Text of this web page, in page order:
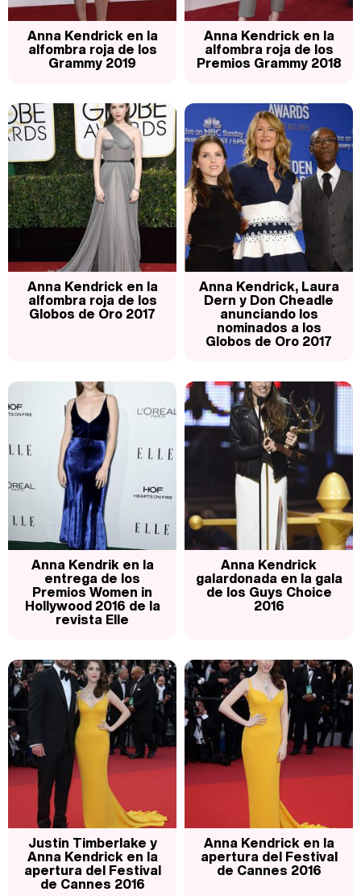
Manu Baqueiro: "Tuve como referente a Bruce Willis en 'Luz de Luna' para mi trabajo en la serie 'Perdiendo el juicio'"
Magdalena de Suecia responde a las críticas y explica por qué le han permitido lanzar su propio negocio
Anna Kendrick en la
alfombra roja de los
Grammy 2019
Anna Kendrick en la
alfombra roja de los
Premios Grammy 2018
Anna Kendrick en la
alfombra roja de los
Globos de Oro 2017
Anna Kendrick, Laura
Dern y Don Cheadle
anunciando los
nominados a los
Globos de Oro 2017
Anna Kendrik en la
entrega de los
Premios Women in
Hollywood 2016 de la
revista Elle
Anna Kendrick
galardonada en la gala
de los Guys Choice
2016
Justin Timberlake y
Anna Kendrick en la
apertura del Festival
de Cannes 2016
Anna Kendrick en la
apertura del Festival
de Cannes 2016